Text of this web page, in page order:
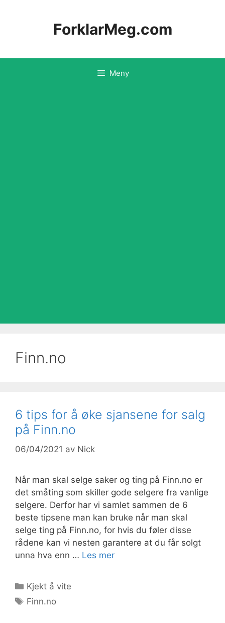
ForklarMeg.com
Meny
Finn.no
6 tips for å øke sjansene for salg
på Finn.no
06/04/2021 av Nick
Når man skal selge saker og ting på Finn.no er
det småting som skiller gode selgere fra vanlige
selgere. Derfor har vi samlet sammen de 6
beste tipsene man kan bruke når man skal
selge ting på Finn.no, for hvis du føler disse
rådene kan vi nesten garantere at du får solgt
unna hva enn … Les mer
Kategorier
Kjekt å vite
Stikkord
Finn.no